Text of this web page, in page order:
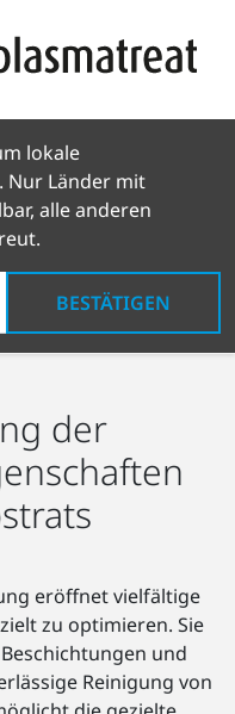
lokale
Nur Länder mit
alle anderen
BESTÄTIGEN
der
eröffnet vielfältige
zu optimieren. Sie
und
Reinigung von